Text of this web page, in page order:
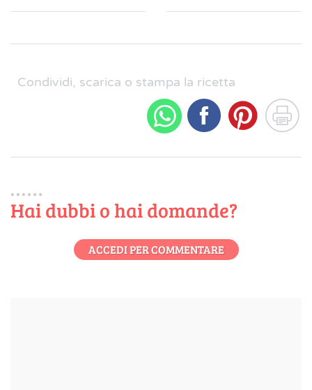
Condividi, scarica o stampa la ricetta
Hai dubbi o hai domande?
ACCEDI PER COMMENTARE